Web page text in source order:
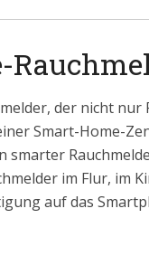
der nicht
Smart-Home-
smarter
im Flur, im
auf das